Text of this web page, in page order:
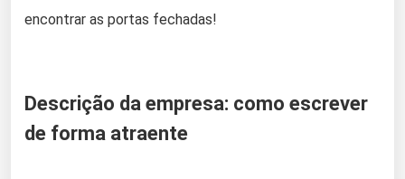
encontrar as portas fechadas!
Descrição da empresa: como escrever
de forma atraente